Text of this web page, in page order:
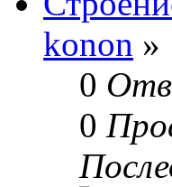
konon »
0
0